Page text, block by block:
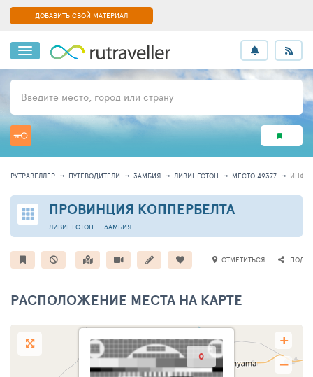
ДОБАВИТЬ СВОЙ МАТЕРИАЛ
Введите место, город или страну
РУТРАВЕЛЛЕР ПУТЕВОДИТЕЛИ ЗАМБИЯ ЛИВИНГСТОН МЕСТО 49377
ПРОВИНЦИЯ КОППЕРБЕЛТА
ЗАМБИЯ
ЛИВИНГСТОН
ОТМЕТИТЬСЯ
РАСПОЛОЖЕНИЕ МЕСТА НА КАРТЕ
0
+
−